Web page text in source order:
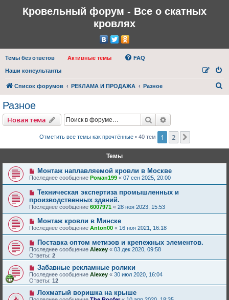
Кровельный форум - Все о скатных
кровлях
Темы без ответов Активные темы FAQ
Наши консультанты
Список форумов РЕКЛАМА И ПРОДАЖА Разное
Разное
Новая тема Поиск
Отметить все темы как прочтённые• 40 тем 1 2
Темы
Монтаж наплавляемой кровли в Москве
Последнее сообщение Роман199 « 07 сен 2025, 20:00
Техническая экспертиза промышленных и
производственных зданий.
Последнее сообщение 6007971 « 28 ноя 2023, 15:53
Монтаж кровли в Минске
Последнее сообщение Anton00 « 16 ноя 2021, 16:18
Поставка оптом метизов и крепежных элементов.
Последнее сообщение Alexey « 03 дек 2020, 09:58
Ответы: 2
Забавные рекламные ролики
Последнее сообщение Alexey « 30 июл 2020, 16:04
Ответы: 12
Лохматый воришка на крыше